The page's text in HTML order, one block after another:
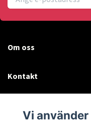
Om oss
Kontakt
Vi